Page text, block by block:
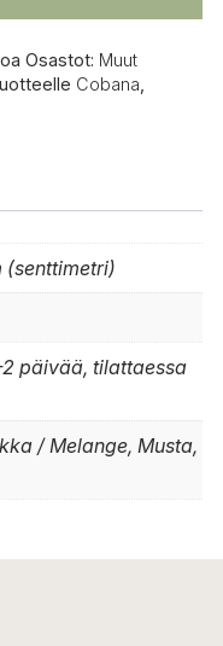
Osastot: Muut
Cobana
(senttimetri)
2 päivää, tilattaessa
/ Melange, Musta,